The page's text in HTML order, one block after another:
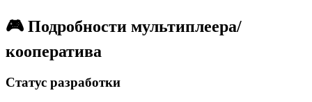
🎮 Подробности мультиплеера/
кооператива
Статус разработки